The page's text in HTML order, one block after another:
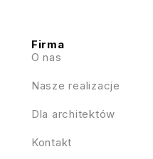
Firma
O nas
Nasze realizacje
Dla architektów
Kontakt